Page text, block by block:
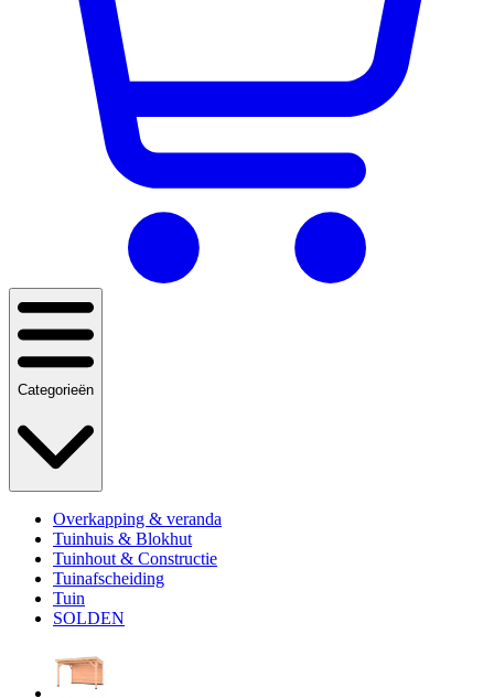
Categorieën
Overkapping & veranda
Tuinhuis & Blokhut
Tuinhout & Constructie
Tuinafscheiding
Tuin
SOLDEN